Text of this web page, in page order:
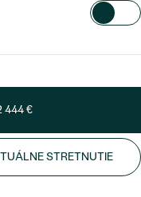
444 €
STRETNUTIE